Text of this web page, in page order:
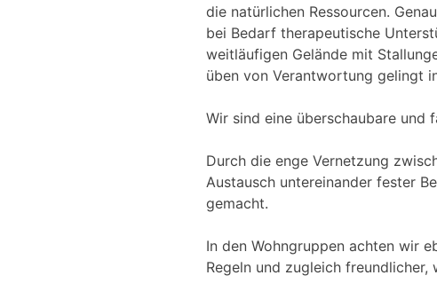
die natürlichen Ressourcen.
bei Bedarf therapeutische
weitläufigen Gelände mit
üben von Verantwortung gelingt
Wir sind eine überschaubare und
Durch die enge Vernetzung
Austausch untereinander fester
gemacht.
In den Wohngruppen achten wir
Regeln und zugleich